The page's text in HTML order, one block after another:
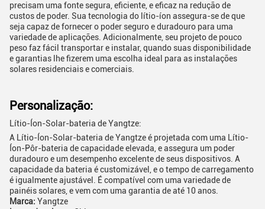
precisam uma fonte segura, eficiente, e eficaz na redução de
custos de poder. Sua tecnologia do lítio-íon assegura-se de que
seja capaz de fornecer o poder seguro e duradouro para uma
variedade de aplicações. Adicionalmente, seu projeto de pouco
peso faz fácil transportar e instalar, quando suas disponibilidade
e garantias lhe fizerem uma escolha ideal para as instalações
solares residenciais e comerciais.
Personalização:
Lítio-Íon-Solar-bateria de Yangtze:
A Lítio-Íon-Solar-bateria de Yangtze é projetada com uma Lítio-
Íon-Pôr-bateria de capacidade elevada, e assegura um poder
duradouro e um desempenho excelente de seus dispositivos. A
capacidade da bateria é customizável, e o tempo de carregamento
é igualmente ajustável. É compatível com uma variedade de
painéis solares, e vem com uma garantia de até 10 anos.
Marca: Yangtze